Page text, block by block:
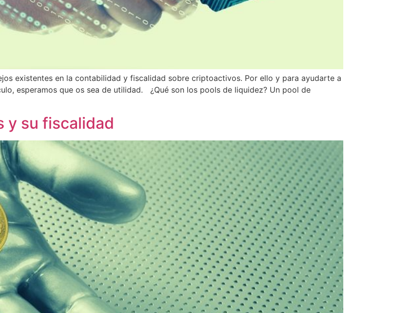
existentes en la contabilidad y fiscalidad sobre criptoactivos. Por ello y para ayudarte a
esperamos que os sea de utilidad. ¿Qué son los pools de liquidez? Un pool de
y su fiscalidad